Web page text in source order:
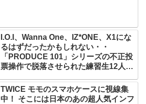
I.O.I、Wanna One、IZ*ONE、X1にな
るはずだったかもしれない・・
「PRODUCE 101」シリーズの不正投
票操作で脱落させられた練習生12人の
TWICE モモのスマホケースに視線集
中！ そこには日本のあの超人気インフ